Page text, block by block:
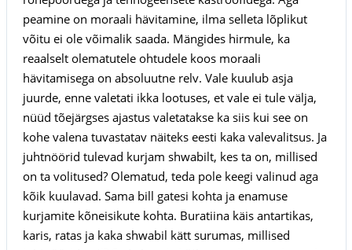
peamine on moraali hävitamine, ilma selleta lõplikut
võitu ei ole võimalik saada. Mängides hirmule, ka
reaalselt olematutele ohtudele koos moraali
hävitamisega on absoluutne relv. Vale kuulub asja
juurde, enne valetati ikka lootuses, et vale ei tule välja,
nüüd tõejärgses ajastus valetatakse ka siis kui see on
kohe valena tuvastatav näiteks eesti kaka valevalitsus. Ja
juhtnöörid tulevad kurjam shwabilt, kes ta on, millised
on ta volitused? Olematud, teda pole keegi valinud aga
kõik kuulavad. Sama bill gatesi kohta ja enamuse
kurjamite kõneisikute kohta. Buratiina käis antartikas,
karis, ratas ja kaka shwabil kätt surumas, millised